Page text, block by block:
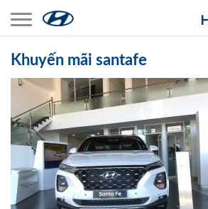
Toggle navigation
Khuyến mãi santafe